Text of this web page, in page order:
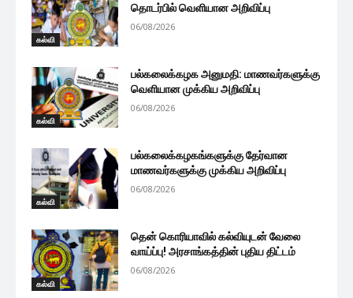
கல்வி
தொடர்பில் வெளியான அறிவிப்பு
06/08/2026
கல்வி
பல்கலைக்கழக அனுமதி: மாணவர்களுக்கு
வெளியான முக்கிய அறிவிப்பு
06/08/2026
கல்வி
பல்கலைக்கழகங்களுக்கு தேர்வான
மாணவர்களுக்கு முக்கிய அறிவிப்பு
06/08/2026
கல்வி
தென் கொரியாவில் கல்வியுடன் வேலை
வாய்ப்பு! அரசாங்கத்தின் புதிய திட்டம்
06/08/2026